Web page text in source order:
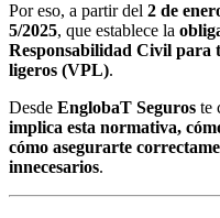
Por eso, a partir del 2 de
5/2025, que establece la
Responsabilidad Civil para
ligeros (VPL).
Desde EnglobaT Seguros te
implica esta normativa,
cómo asegurarte
innecesarios.